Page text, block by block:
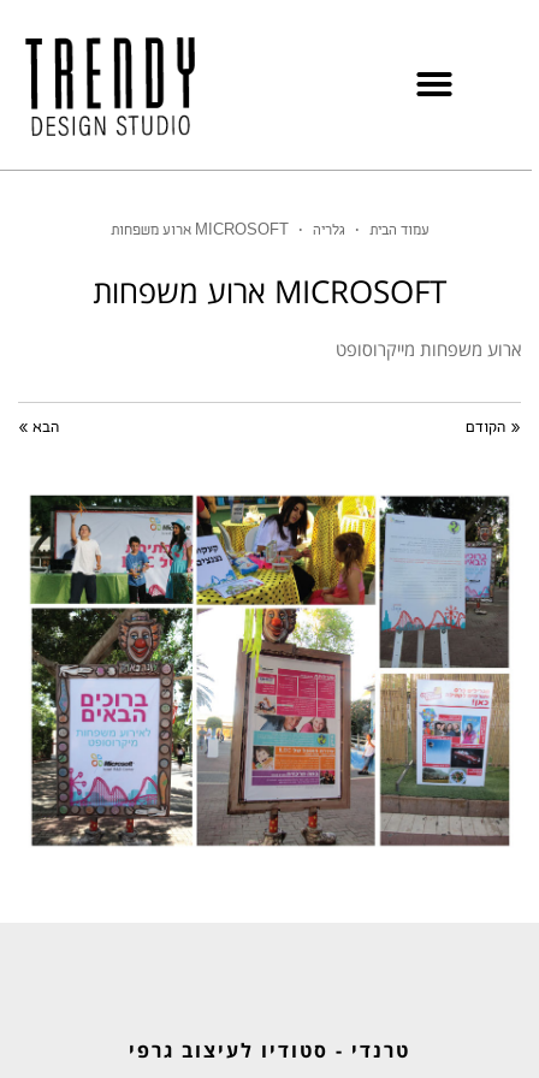
עמוד הבית • גלריה • MICROSOFT ארוע משפחות
MICROSOFT ארוע משפחות
ארוע משפחות מייקרוסופט
« הקודם הבא »
טרנדי - סטודיו לעיצוב גרפי